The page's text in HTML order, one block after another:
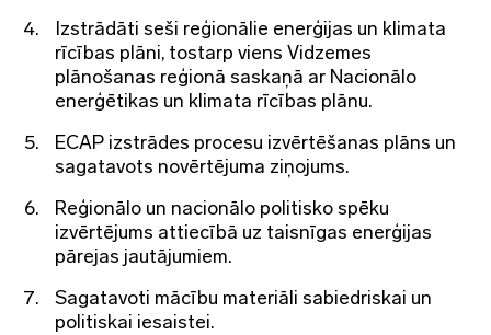
Izstrādāti seši reģionālie enerģijas un klimata
rīcības plāni, tostarp viens Vidzemes
plānošanas reģionā saskaņā ar Nacionālo
enerģētikas un klimata rīcības plānu.
ECAP izstrādes procesu izvērtēšanas plāns un
sagatavots novērtējuma ziņojums.
Reģionālo un nacionālo politisko spēku
izvērtējums attiecībā uz taisnīgas enerģijas
pārejas jautājumiem.
Sagatavoti mācību materiāli sabiedriskai un
politiskai iesaistei.